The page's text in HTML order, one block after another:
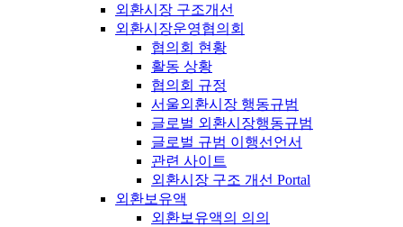
외환시장 구조개선
외환시장운영협의회
협의회 현황
활동 상황
협의회 규정
서울외환시장 행동규범
글로벌 외환시장행동규범
글로벌 규범 이행선언서
관련 사이트
외환시장 구조 개선 Portal
외환보유액
외환보유액의 의의